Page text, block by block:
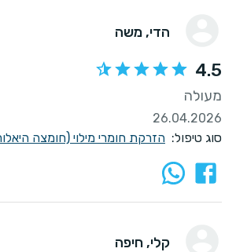
הדי, משה
4.5
מעולה
26.04.2026
סוג טיפול: הזרקת חומרי מילוי (חומצה
קלי, חיפה